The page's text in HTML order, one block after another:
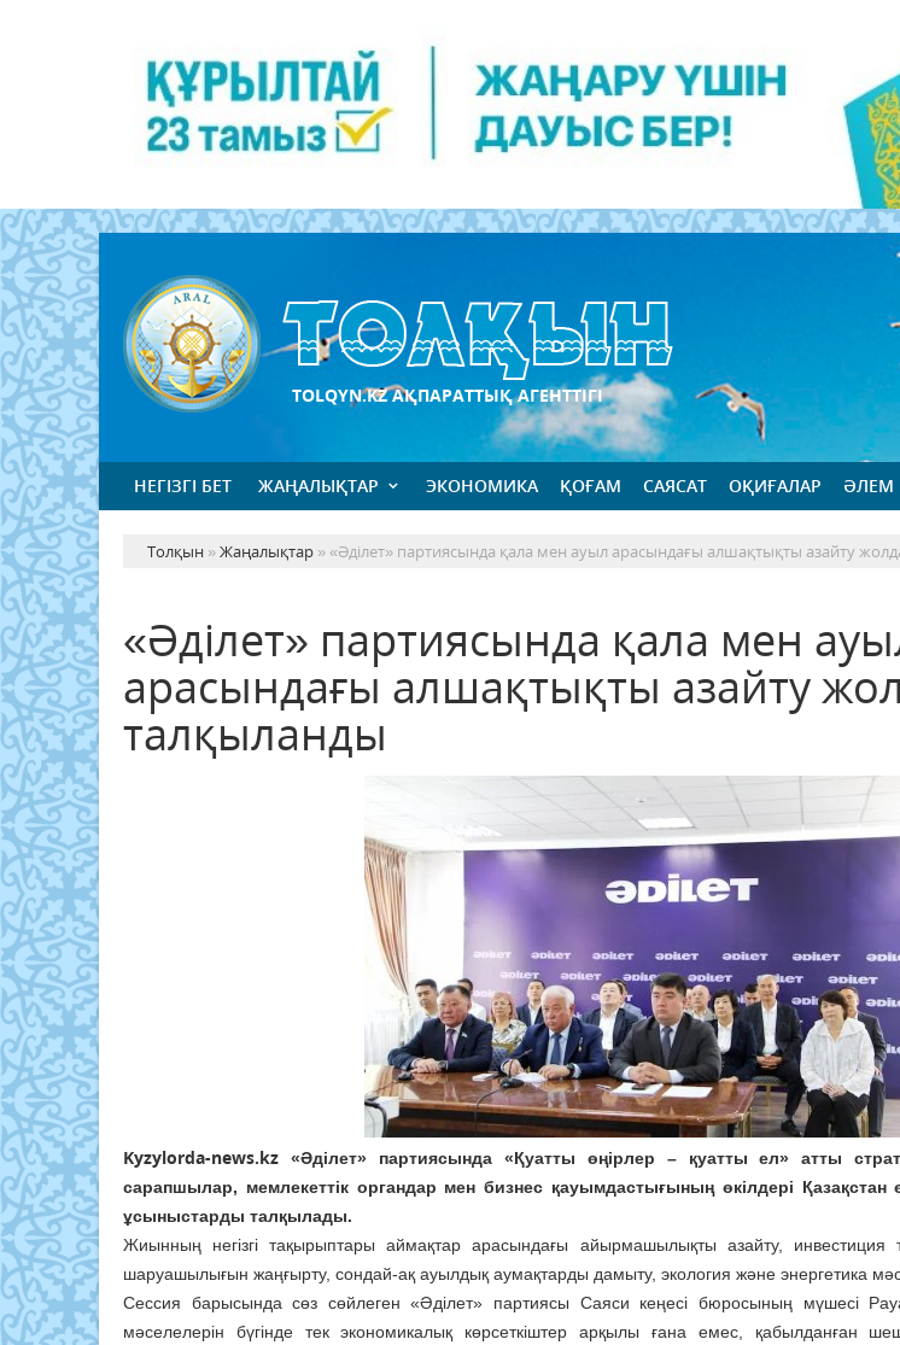
TOLQYN.KZ АҚПАРАТТЫҚ АГЕНТТІГІ
НЕГІЗГІ БЕТ ЖАҢАЛЫҚТАР ЭКОНОМИКА ҚОҒАМ САЯСАТ ОҚИҒАЛАР ӘЛЕМ
Толқын »Жаңалықтар » «Әділет» партиясында қала мен ауыл арасындағы алшақтықты азайту
«Әділет» партиясында қала мен
арасындағы алшақтықты азайту
талқыланды
Kyzylorda-news.kz
«Әділет» партиясында «Қуатты өңірлер – қуатты ел» атты
сарапшылар, мемлекеттік органдар мен бизнес қауымдастығының өкілдері Қазақстан
ұсыныстарды талқылады.
Жиынның негізгі тақырыптары аймақтар арасындағы айырмашылықты азайту, инвестиция
шаруашылығын жаңғырту, сондай-ақ ауылдық аумақтарды дамыту, экология және энергетика
Сессия барысында сөз сөйлеген «Әділет» партиясы Саяси кеңесі бюросының мүшесі
мәселелерін бүгінде тек экономикалық көрсеткіштер арқылы ғана емес, қабылданған